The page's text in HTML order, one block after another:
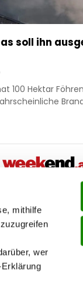
mithilfe
wer
soll ihn
100 Hektar